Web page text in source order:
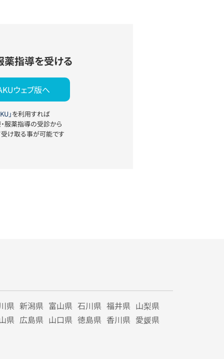
薬指導を受ける
ウェブ版へ
」を利用すれば
服薬指導の受診から
け取る事が可能です
県 新潟県 富山県 石川県 福井県 山梨県
県 広島県 山口県 徳島県 香川県 愛媛県